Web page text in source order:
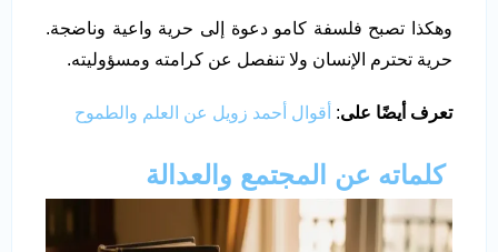
وهكذا تصبح فلسفة كامو دعوة إلى حرية واعية وناضجة.
حرية تحترم الإنسان ولا تنفصل عن كرامته ومسؤوليته.
تعرف أيضًا على: أقوال أحمد زويل عن العلم والطموح
كلماته عن المجتمع والعدالة